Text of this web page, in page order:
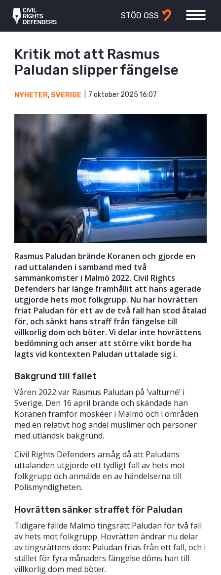
STÖD OSS
Kritik mot att Rasmus
Paludan slipper fängelse
NYHETER, SVERIGE 7 oktober 2025 16:07
Rasmus Paludan brände Koranen och gjorde en
rad uttalanden i samband med två
sammankomster i Malmö 2022. Civil Rights
Defenders har länge framhållit att hans agerade
utgjorde hets mot folkgrupp. Nu har hovrätten
friat Paludan för ett av de två fall han stod åtalad
för, och sänkt hans straff från fängelse till
villkorlig dom och böter. Vi delar inte hovrättens
bedömning och anser att större vikt borde ha
lagts vid kontexten Paludan uttalade sig i.
Bakgrund till fallet
Våren 2022 var Rasmus Paludan på ’valturné’ i
Sverige. Den 16 april brände och skändade han
Koranen framför moskéer i Malmö och i områden
med en relativt hög andel muslimer och personer
med utländsk bakgrund.
Civil Rights Defenders ansåg då att Paludans
uttalanden utgjorde ett tydligt fall av hets mot
folkgrupp och anmälde en av händelserna till
Polismyndigheten.
Hovrätten sänker straffet för Paludan
Tidigare fällde Malmö tingsrätt Paludan för två fall
av hets mot folkgrupp. Hovrätten ändrar nu delar
av tingsrättens dom: Paludan frias från ett fall, och i
stället för fyra månaders fängelse döms han till
villkorlig dom med böter.